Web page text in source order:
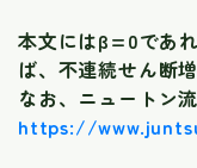
本文にはβ=0であ
ば、不連続せん断
なお、ニュートン
https://